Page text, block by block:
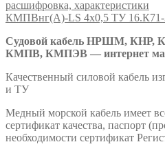
КМПВнг(А)-LS 4х0,5 ТУ 16.К71-
Судовой кабель НРШМ, КНР,
КМПВ, КМПЭВ — интернет
Качественный силовой кабель
и ТУ
Медный морской кабель имеет
сертификат качества, паспорт
необходимости сертификат